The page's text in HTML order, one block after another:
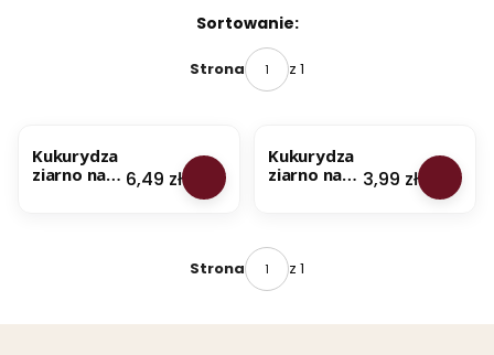
Sortowanie:
Strona z 1
Kukurydza
ziarno na
Cena
6,49 zł
Kukurydza
ziarno na
Zosi
Cena
3,99 zł
Strona z 1